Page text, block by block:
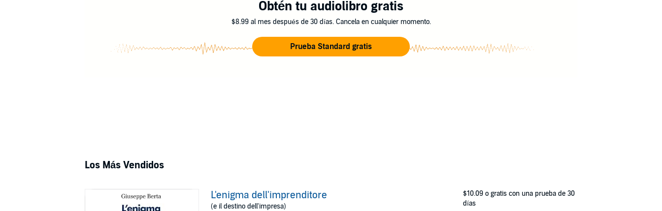
Obtén tu audiolibro gratis
$8.99 al mes después de 30 días. Cancela en cualquier momento.
Prueba Standard gratis
Los Más Vendidos
L'enigma dell'imprenditore
(e il destino dell'impresa)
$10.09 o gratis con una prueba de 30
días